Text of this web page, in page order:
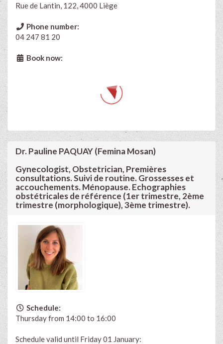
Rue de Lantin, 122, 4000 Liège
Phone number:
04 247 81 20
Book now:
Dr. Pauline PAQUAY (Femina Mosan)
Gynecologist, Obstetrician, Premières
consultations. Suivi de routine. Grossesses et
accouchements. Ménopause. Echographies
obstétricales de référence (1er trimestre, 2ème
trimestre (morphologique), 3ème trimestre).
Schedule:
Thursday from 14:00 to 16:00
Schedule valid until Friday 01 January: